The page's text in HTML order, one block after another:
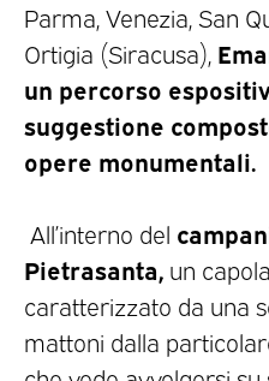
Parma, Venezia, San
Ortigia (Siracusa),
un percorso
suggestione
opere monumentali.
All’interno del
Pietrasanta, un
caratterizzato da una
mattoni dalla